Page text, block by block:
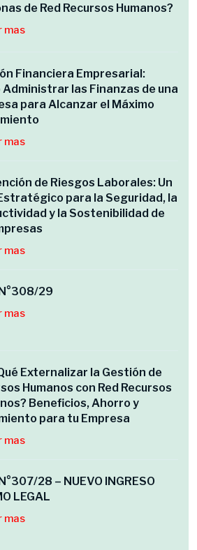
de Red Recursos Humanos?
mas
Financiera Empresarial:
Administrar las Finanzas de una
para Alcanzar el Máximo
mas
de Riesgos Laborales: Un
para la Seguridad, la
y la Sostenibilidad de
mas
29
mas
Externalizar la Gestión de
Humanos con Red Recursos
Beneficios, Ahorro y
para tu Empresa
mas
28 – NUEVO INGRESO
LEGAL
mas